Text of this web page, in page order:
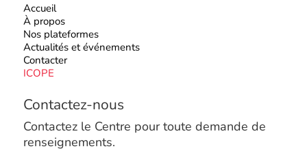
Accueil
À propos
Nos plateformes
Actualités et événements
Contacter
ICOPE
Contactez-nous
Contactez le Centre pour toute demande de
renseignements.